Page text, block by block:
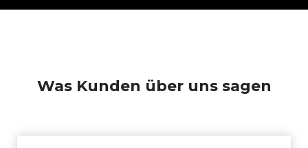
Was Kunden über uns sagen